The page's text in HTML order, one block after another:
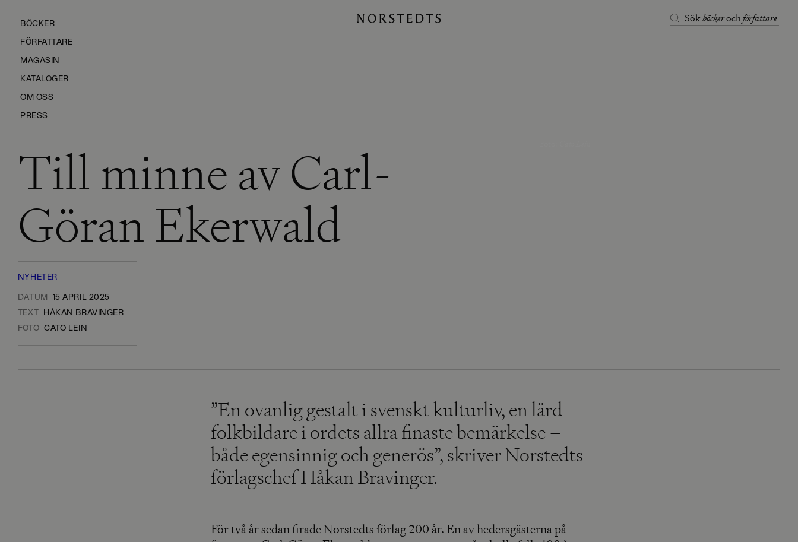
Sökböckerochförfattare
BÖCKER
FÖRFATTARE
MAGASIN
KATALOGER
OM OSS
PRESS
KONTAKTA OSS
Till minne av Carl-
Göran Ekerwald
NYHETER
DATUM
15 APRIL 2025
TEXT
HÅKAN BRAVINGER
FOTO CATO LEIN
”En ovanlig gestalt i svenskt kulturliv, en lärd
folkbildare i ordets allra finaste bemärkelse –
både egensinnig och generös”, skriver Norstedts
förlagschef Håkan Bravinger.
För två år sedan firade Norstedts förlag 200 år. En av hedersgästerna på